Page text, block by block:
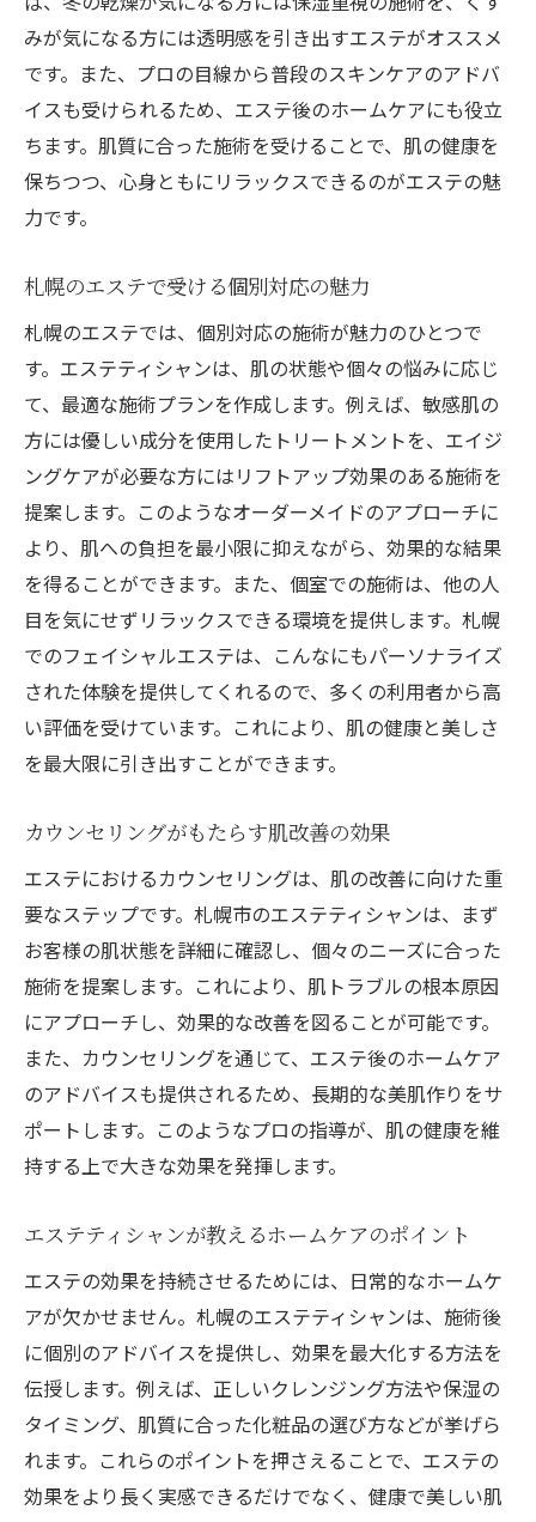
みが気になる方には透明感を引き出すエステがオススメ
です。また、プロの目線から普段のスキンケアのアドバ
イスも受けられるため、エステ後のホームケアにも役立
ちます。肌質に合った施術を受けることで、肌の健康を
保ちつつ、心身ともにリラックスできるのがエステの魅
力です。
札幌のエステで受ける個別対応の魅力
札幌のエステでは、個別対応の施術が魅力のひとつで
す。エステティシャンは、肌の状態や個々の悩みに応じ
て、最適な施術プランを作成します。例えば、敏感肌の
方には優しい成分を使用したトリートメントを、エイジ
ングケアが必要な方にはリフトアップ効果のある施術を
提案します。このようなオーダーメイドのアプローチに
より、肌への負担を最小限に抑えながら、効果的な結果
を得ることができます。また、個室での施術は、他の人
目を気にせずリラックスできる環境を提供します。札幌
でのフェイシャルエステは、こんなにもパーソナライズ
された体験を提供してくれるので、多くの利用者から高
い評価を受けています。これにより、肌の健康と美しさ
を最大限に引き出すことができます。
カウンセリングがもたらす肌改善の効果
エステにおけるカウンセリングは、肌の改善に向けた重
要なステップです。札幌市のエステティシャンは、まず
お客様の肌状態を詳細に確認し、個々のニーズに合った
施術を提案します。これにより、肌トラブルの根本原因
にアプローチし、効果的な改善を図ることが可能です。
また、カウンセリングを通じて、エステ後のホームケア
のアドバイスも提供されるため、長期的な美肌作りをサ
ポートします。このようなプロの指導が、肌の健康を維
持する上で大きな効果を発揮します。
エステティシャンが教えるホームケアのポイント
エステの効果を持続させるためには、日常的なホームケ
アが欠かせません。札幌のエステティシャンは、施術後
に個別のアドバイスを提供し、効果を最大化する方法を
伝授します。例えば、正しいクレンジング方法や保湿の
タイミング、肌質に合った化粧品の選び方などが挙げら
れます。これらのポイントを押さえることで、エステの
効果をより長く実感できるだけでなく、健康で美しい肌